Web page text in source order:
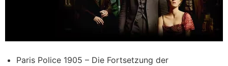
Paris Police 1905 – Die Fortsetzung der